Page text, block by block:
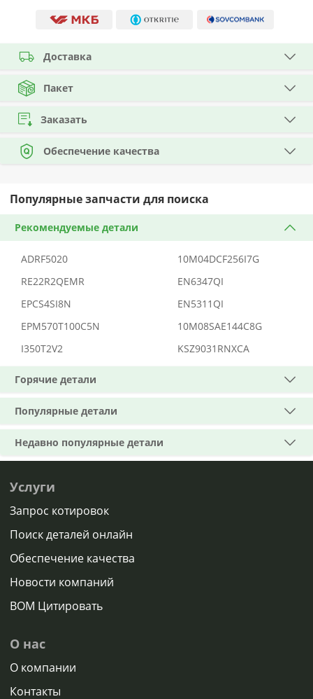
Доставка
Пакет
Заказать
Обеспечение качества
Популярные запчасти для поиска
Рекомендуемые детали
ADRF5020
10M04DCF256I7G
RE22R2QEMR
EN6347QI
EPCS4SI8N
EN5311QI
EPM570T100C5N
10M08SAE144C8G
I350T2V2
KSZ9031RNXCA
Горячие детали
Популярные детали
Недавно популярные детали
Услуги
Запрос котировок
Поиск деталей онлайн
Обеспечение качества
Новости компаний
BOM Цитировать
О нас
О компании
Контакты